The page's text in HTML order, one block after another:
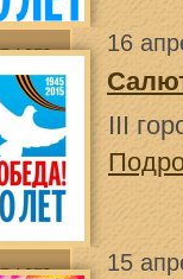
16
III
15